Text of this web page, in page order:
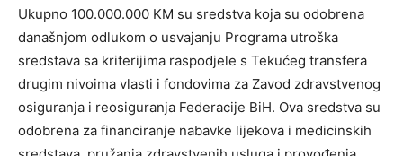
Ukupno 100.000.000 KM su sredstva koja su odobrena
današnjom odlukom o usvajanju Programa utroška
sredstava sa kriterijima raspodjele s Tekućeg transfera
drugim nivoima vlasti i fondovima za Zavod zdravstvenog
osiguranja i reosiguranja Federacije BiH. Ova sredstva su
odobrena za financiranje nabavke lijekova i medicinskih